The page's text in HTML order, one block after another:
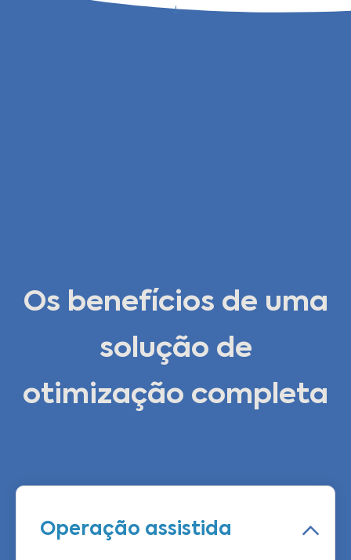
Os benefícios de uma
solução de
otimização completa
Operação assistida